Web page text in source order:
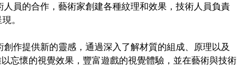
員的合作，藝術家創建各種紋理和效果，技術人員負責
。
作提供新的靈感，通過深入了解材質的組成、原理以及
忘懷的視覺效果，豐富遊戲的視覺體驗，並在藝術與技術